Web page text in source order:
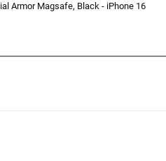
Armor Magsafe, Black - iPhone 16